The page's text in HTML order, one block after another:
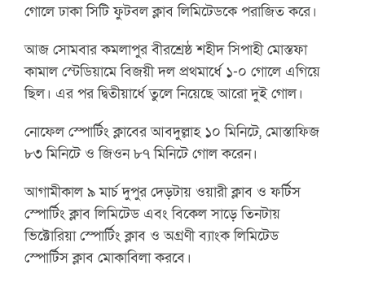
গোলে ঢাকা সিটি ফুটবল ক্লাব লিমিটেডকে পরাজিত করে।
আজ সোমবার কমলাপুর বীরশ্রেষ্ঠ শহীদ সিপাহী মোস্তফা
কামাল স্টেডিয়ামে বিজয়ী দল প্রথমার্ধে ১-০ গোলে এগিয়ে
ছিল। এর পর দ্বিতীয়ার্ধে তুলে নিয়েছে আরো দুই গোল।
নোফেল স্পোর্টিং ক্লাবের আবদুল্লাহ ১০ মিনিটে, মোস্তাফিজ
৮৩ মিনিটে ও জিওন ৮৭ মিনিটে গোল করেন।
আগামীকাল ৯ মার্চ দুপুর দেড়টায় ওয়ারী ক্লাব ও ফর্টিস
স্পোর্টিং ক্লাব লিমিটেড এবং বিকেল সাড়ে তিনটায়
ভিক্টোরিয়া স্পোর্টিং ক্লাব ও অগ্রণী ব্যাংক লিমিটেড
স্পোর্টিস ক্লাব মোকাবিলা করবে।